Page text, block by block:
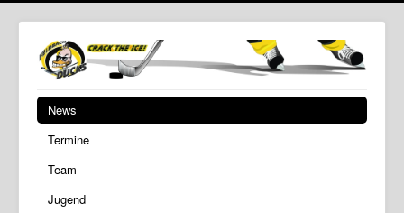
News
Termine
Team
Jugend